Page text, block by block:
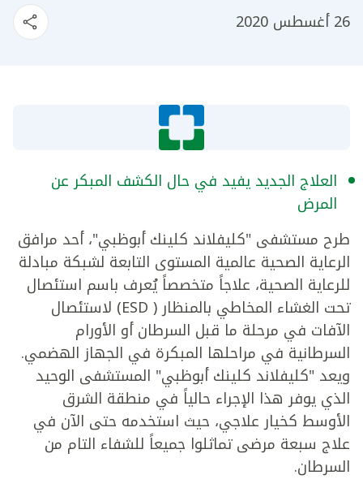
26 أغسطس 2020
العلاج الجديد يفيد في حال الكشف المبكر عن
المرض
طرح مستشفى "كليفلاند كلينك أبوظبي"، أحد مرافق
الرعاية الصحية عالمية المستوى التابعة لشبكة مبادلة
للرعاية الصحية، علاجاً متخصصاً يُعرف باسم استئصال
تحت الغشاء المخاطي بالمنظار ( ESD) لاستئصال
الآفات في مرحلة ما قبل السرطان أو الأورام
السرطانية في مراحلها المبكرة في الجهاز الهضمي.
ويعد "كليفلاند كلينك أبوظبي" المستشفى الوحيد
الذي يوفر هذا الإجراء حالياً في منطقة الشرق
الأوسط كخيار علاجي، حيث استخدمه حتى الآن في
علاج سبعة مرضى تماثلوا جميعاً للشفاء التام من
السرطان.